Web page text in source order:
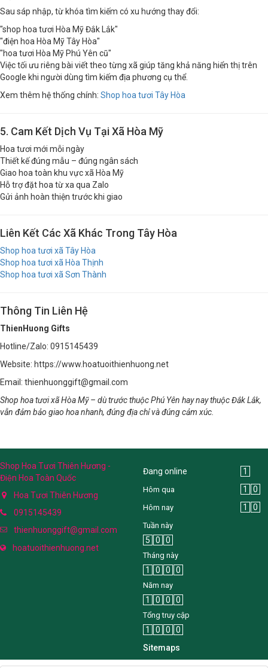
Sau sáp nhập, từ khóa tìm kiếm có xu hướng thay đổi:
"shop hoa tươi Hòa Mỹ Đắk Lắk"
"điện hoa Hòa Mỹ Tây Hòa"
"hoa tươi Hòa Mỹ Phú Yên cũ"
Việc tối ưu riêng bài viết theo từng xã giúp tăng khả năng hiển thị trên
Google khi người dùng tìm kiếm địa phương cụ thể.
Xem thêm hệ thống chính: Shop hoa tươi Tây Hòa
5. Cam Kết Dịch Vụ Tại Xã Hòa Mỹ
Hoa tươi mới mỗi ngày
Thiết kế đúng mẫu – đúng ngân sách
Giao hoa toàn khu vực xã Hòa Mỹ
Hỗ trợ đặt hoa từ xa qua Zalo
Gửi ảnh hoàn thiện trước khi giao
Liên Kết Các Xã Khác Trong Tây Hòa
Shop hoa tươi xã Tây Hòa
Shop hoa tươi xã Hòa Thịnh
Shop hoa tươi xã Sơn Thành
Thông Tin Liên Hệ
ThienHuong Gifts
Hotline/Zalo: 0915145439
Website: https://www.hoatuoithienhuong.net
Email: thienhuonggift@gmail.com
Shop hoa tươi xã Hòa Mỹ – dù trước thuộc Phú Yên hay nay thuộc Đắk Lắk,
vẫn đảm bảo giao hoa nhanh, đúng địa chỉ và đúng cảm xúc.
Shop Hoa Tươi Thiên Hương -
Điện Hoa Toàn Quốc
Hoa Tươi Thiên Hương
0915145439
thienhuonggift@gmail.com
hoatuoithienhuong.net
Đang online 1
Hôm qua 1 0
Hôm nay 1 0
Tuần này
5 0 0
Tháng này
1 0 0 0
Năm nay
1 0 0 0
Tổng truy cập
1 0 0
0
Sitemaps